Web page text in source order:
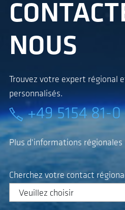
NOUS
Trouvez votre expert régional
personnalisés.
+49 5154 81-0
Plus d'informations régionales
Cherchez votre contact